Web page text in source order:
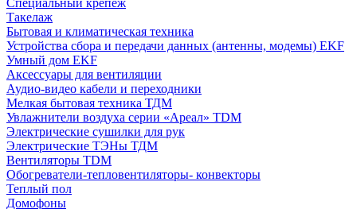
Специальный крепеж
Такелаж
Бытовая и климатическая техника
Устройства сбора и передачи данных (антенны, модемы) EKF
Умный дом EKF
Аксессуары для вентиляции
Аудио-видео кабели и переходники
Мелкая бытовая техника ТДМ
Увлажнители воздуха серии «Ареал» TDM
Электрические сушилки для рук
Электрические ТЭНы ТДМ
Вентиляторы TDM
Обогреватели-тепловентиляторы- конвекторы
Теплый пол
Домофоны